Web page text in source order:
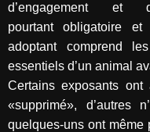
d’engagement et
pourtant obligatoire
adoptant comprend
essentiels d’un animal
Certains exposants
«supprimé», d’autres
quelques-uns ont même